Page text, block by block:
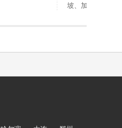
坡、加拿大等国